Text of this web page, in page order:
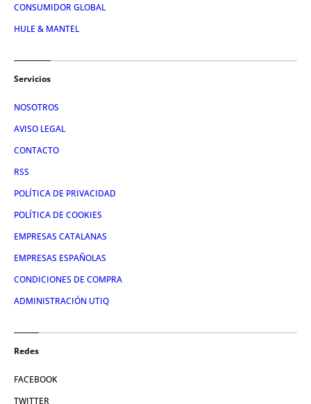
CONSUMIDOR GLOBAL
HULE & MANTEL
Servicios
NOSOTROS
AVISO LEGAL
CONTACTO
RSS
POLÍTICA DE PRIVACIDAD
POLÍTICA DE COOKIES
EMPRESAS CATALANAS
EMPRESAS ESPAÑOLAS
CONDICIONES DE COMPRA
ADMINISTRACIÓN UTIQ
Redes
FACEBOOK
TWITTER